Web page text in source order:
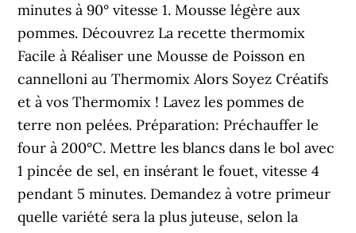
minutes à 90° vitesse 1. Mousse légère aux
pommes. Découvrez La recette thermomix
Facile à Réaliser une Mousse de Poisson en
cannelloni au Thermomix Alors Soyez Créatifs
et à vos Thermomix ! Lavez les pommes de
terre non pelées. Préparation: Préchauffer le
four à 200°C. Mettre les blancs dans le bol avec
1 pincée de sel, en insérant le fouet, vitesse 4
pendant 5 minutes. Demandez à votre primeur
quelle variété sera la plus juteuse, selon la